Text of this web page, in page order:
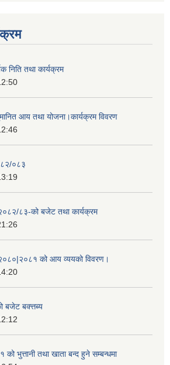
निति तथा कार्यक्रम
आय तथा योजना।कार्यक्रम विवरण
०८३
८३-को बजेट तथा कार्यक्रम
२०८०|२०८१ को आय व्ययको विवरण।
बजेट बक्त्तब्य
भुत्तानी तथा खाता बन्द हुने सम्बन्धमा